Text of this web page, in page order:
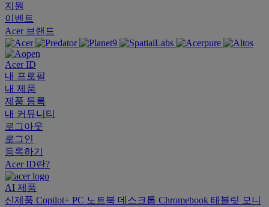
지원
이벤트
Acer 브랜드
Acer ID
내 프로필
내 제품
제품 등록
내 커뮤니티
로그아웃
로그인
등록하기
Acer ID란?
AI 제품
신제품 Copilot+ PC 노트북 데스크톱 Chromebook 태블릿 모니